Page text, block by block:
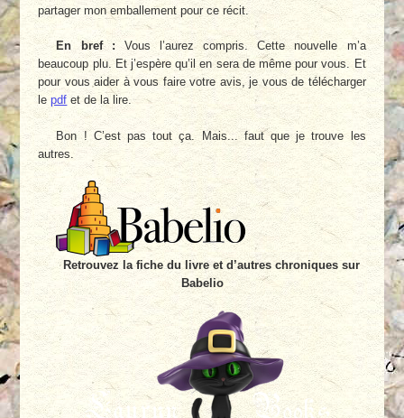
partager mon emballement pour ce récit.
En bref :Vous l’aurez compris. Cette nouvelle m’a
beaucoup plu. Et j’espère qu’il en sera de même pour vous. Et
pour vous aider à vous faire votre avis, je vous de télécharger
lepdf et de la lire.
Bon ! C’est pas tout ça. Mais... faut que je trouve les
autres.
Retrouvez la fiche du livre et d’autres chroniques sur
Babelio